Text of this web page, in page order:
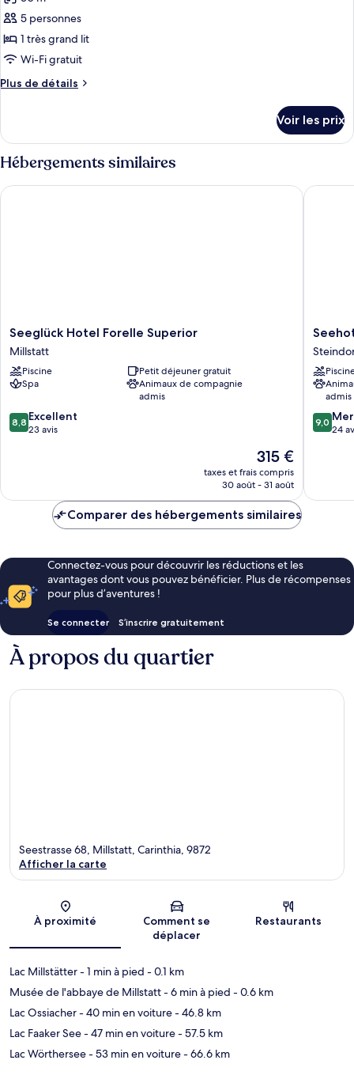
Room
photos
pour
ce
type
de
Junior
Suite
5 personnes
1 très grand lit
Wi-Fi gratuit
Plus de détails
Plus
le
type
de
Junior
Voir les prix
Hébergements similaires
Seeglück
Hotel
Forelle
Superior
Millstatt
Seeglück Hotel Forelle Superior
Millstatt
Piscine
Petit déjeuner gratuit
Spa
Animaux de compagnie
admis
8.8
sur
8,8 Excellent
23 avis
Le
nouveau
prix
de
315 €
taxes et frais compris
30 août - 31 août
Seeglück Hotel Forelle Superior
Urban
am
Seeadmis
9.0
sur
9,0
24
Comparer des hébergements similaires
Connectez-vous pour découvrir les réductions et les
avantages dont vous pouvez bénéficier. Plus de récompenses
pour plus d’aventures !
Se connecter S’inscrire gratuitement
À propos du quartier
Carte
Seestrasse 68, Millstatt, Carinthia, 9872
Afficher la carte
À proximité
Comment se
déplacer
Restaurants
Lac Millstätter- 1 min à pied - 0.1 km
Musée de l'abbaye de Millstatt- 6 min à pied - 0.6 km
Lac Ossiacher- 40 min en voiture- 46.8 km
Lac Faaker See- 47 min en voiture- 57.5 km
Lac Wörthersee- 53 min en voiture- 66.6 km